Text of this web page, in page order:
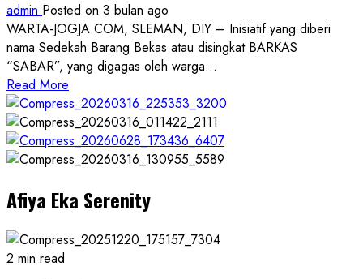
admin Posted on 3 bulan ago
WARTA-JOGJA.COM, SLEMAN, DIY – Inisiatif yang diberi
nama Sedekah Barang Bekas atau disingkat BARKAS
“SABAR”, yang digagas oleh warga...
Read More
more
about
Sedekah
Barang
Solusi
Lingkungan
dan
Pengikat
Afiya Eka Serenity
2 min read